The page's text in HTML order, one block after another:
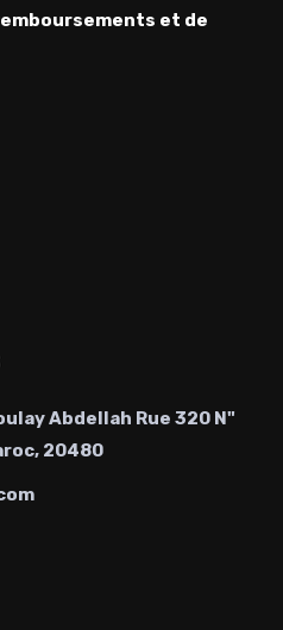
et de
Abdellah Rue 320 N"
20480